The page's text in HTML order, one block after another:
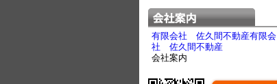
有限会社 佐久間不動産有限会
社 佐久間不動産
会社案内